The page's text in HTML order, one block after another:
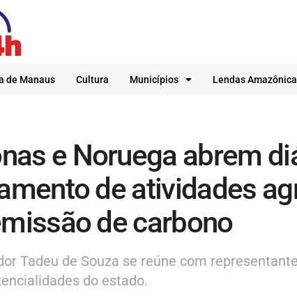
de Manaus Cultura Municípios Lendas
e Noruega abrem
de atividades
de carbono
Tadeu de Souza se reúne com
do estado.